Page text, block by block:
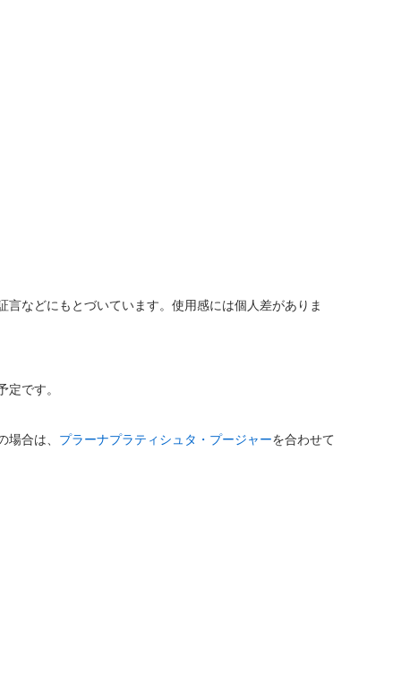
などにもとづいています。使用感には個人差がありま
です。
合は、 プラーナプラティシュタ・プージャーを合わせて